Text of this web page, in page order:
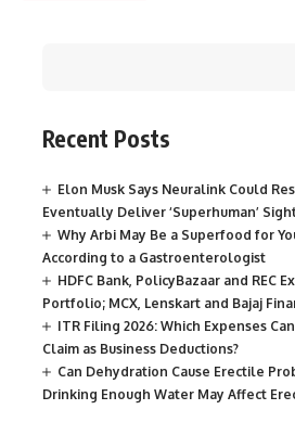
Recent Posts
Elon Musk Says Neuralink Could
Eventually Deliver ‘Superhuman’
Why Arbi May Be a Superfood for
According to a Gastroenterologist
HDFC Bank, PolicyBazaar and REC
Portfolio; MCX, Lenskart and Bajaj
ITR Filing 2026: Which Expenses
Claim as Business Deductions?
Can Dehydration Cause Erectile
Drinking Enough Water May Affect